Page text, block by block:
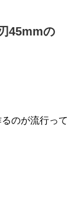
45mmの
のが流行って